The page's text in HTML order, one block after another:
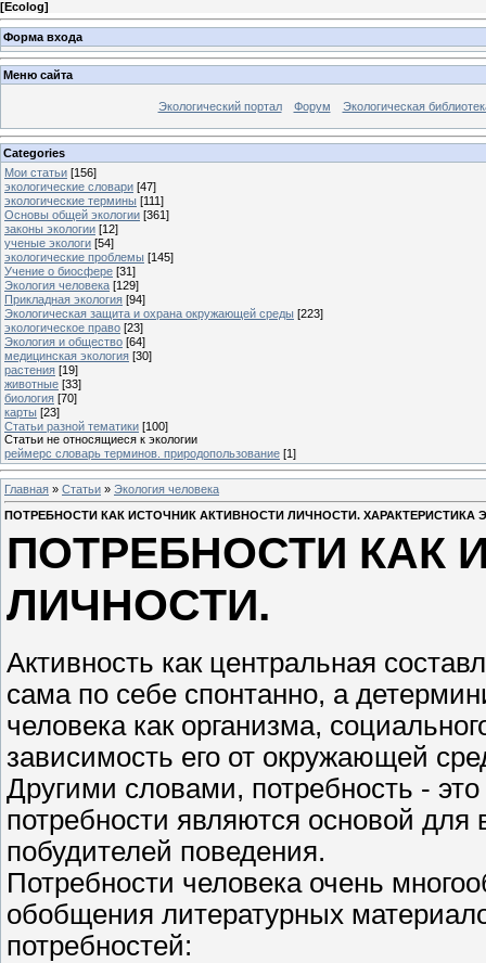
[Ecolog]
Форма входа
Меню сайта
Экологический портал Форум Экологическая
Categories
Мои статьи [156]
экологические словари [47]
экологические термины [111]
Основы общей экологии [361]
законы экологии [12]
ученые экологи [54]
экологические проблемы [145]
Учение о биосфере [31]
Экология человека [129]
Прикладная экология [94]
Экологическая защита и охрана окружающей среды [223]
экологическое право [23]
Экология и общество [64]
медицинская экология [30]
растения [19]
животные [33]
биология [70]
карты [23]
Статьи разной тематики [100]
Статьи не относящиеся к экологии
реймерс словарь терминов. природопользование [1]
Главная » Статьи » Экология человека
ПОТРЕБНОСТИ КАК ИСТОЧНИК АКТИВНОСТИ ЛИЧНОСТИ. ХАРАКТЕРИСТИКА
ПОТРЕБНОСТИ КАК
ЛИЧНОСТИ.
Активность как центральная
сама по себе спонтанно, а
человека как организма,
зависимость его от окружающей
Другими словами, потребность -
потребности являются основой
побудителей поведения.
Потребности человека очень
обобщения литературных
потребностей: